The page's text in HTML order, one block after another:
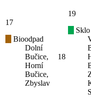
17
Bioodpad
Dolní
Bučice,
Horní
Bučice,
Zbyslav
18
19
Sklo